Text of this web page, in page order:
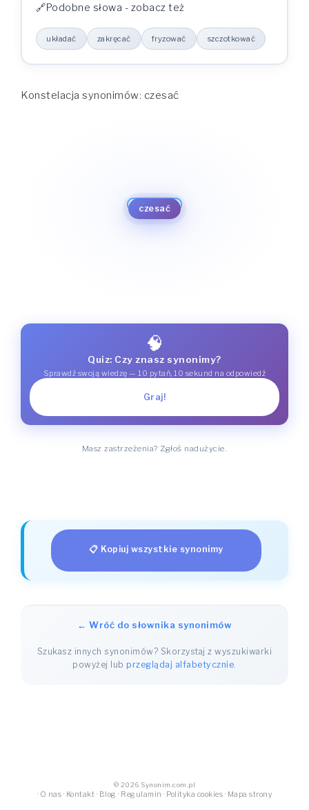
Podobne słowa - zobacz też
układać zakręcać fryzować szczotkować
Konstelacja synonimów: czesać
czesać
układać
zakręcać
fryzować
szczotkować
🧠
Quiz: Czy znasz synonimy?
Sprawdź swoją wiedzę — 10 pytań, 10 sekund na odpowiedź
Graj!
Masz zastrzeżenia? Zgłoś nadużycie.
📋 Kopiuj wszystkie synonimy
← Wróć do słownika synonimów
Szukasz innych synonimów? Skorzystaj z wyszukiwarki
powyżej lubprzeglądaj alfabetycznie
© 2026 Synonim.com.pl
· O nas · Kontakt · Blog · Regulamin · Polityka cookies · Mapa strony